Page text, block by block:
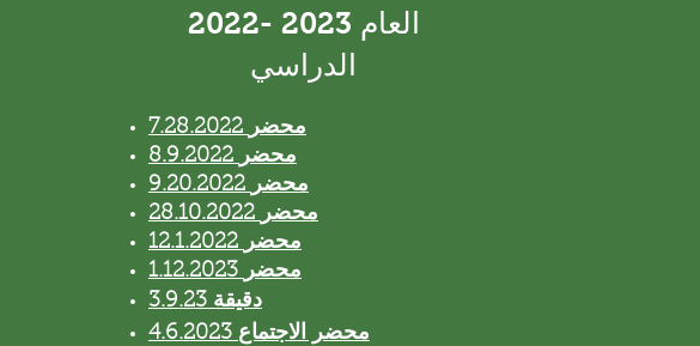
​2022- 2023 العام
الدراسي
7.28.2022 محضر
8.9.2022 محضر
9.20.2022 محضر
28.10.2022 محضر
12.1.2022 محضر
1.12.2023 محضر
3.9.23 دقيقة
4.6.2023 محضر الاجتماع